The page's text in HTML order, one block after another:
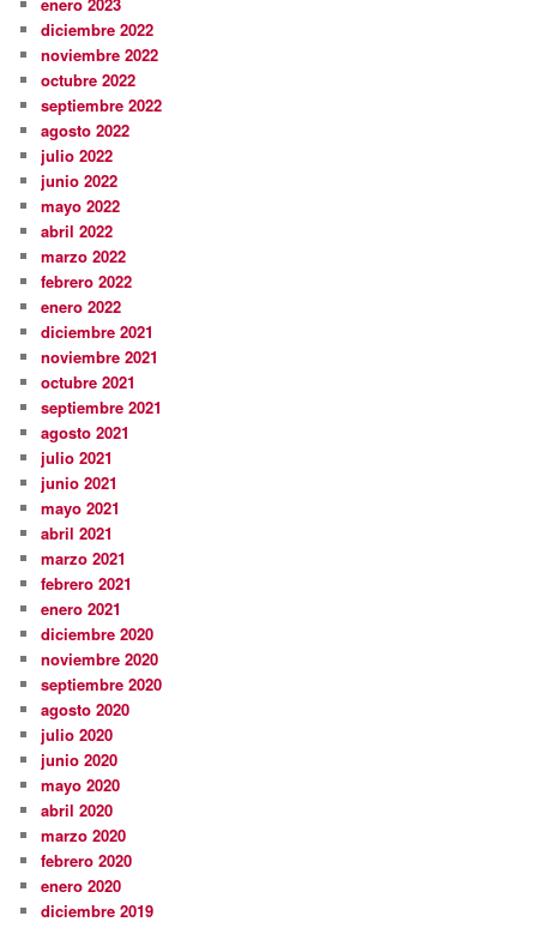
diciembre 2022
noviembre 2022
octubre 2022
septiembre 2022
agosto 2022
julio 2022
junio 2022
mayo 2022
abril 2022
marzo 2022
febrero 2022
enero 2022
diciembre 2021
noviembre 2021
octubre 2021
septiembre 2021
agosto 2021
julio 2021
junio 2021
mayo 2021
abril 2021
marzo 2021
febrero 2021
enero 2021
diciembre 2020
noviembre 2020
septiembre 2020
agosto 2020
julio 2020
junio 2020
mayo 2020
abril 2020
marzo 2020
febrero 2020
enero 2020
diciembre 2019